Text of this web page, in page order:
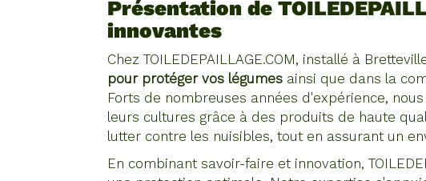
Présentation de
innovantes
Chez TOILEDEPAILLAGE.COM, installé à
pour protéger vos légumes ainsi que dans la
Forts de nombreuses années d'expérience,
leurs cultures grâce à des produits de haute
lutter contre les nuisibles, tout en assurant un
En combinant savoir-faire et innovation,